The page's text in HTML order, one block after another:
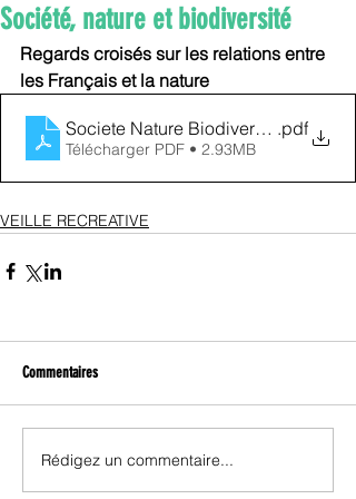
Société, nature et biodiversité
Regards croisés sur les relations entre
les Français et la nature
Societe Nature Biodiversite 2021-1
.pdf
Télécharger PDF • 2.93MB
VEILLE RECREATIVE
Commentaires
Rédigez un commentaire...